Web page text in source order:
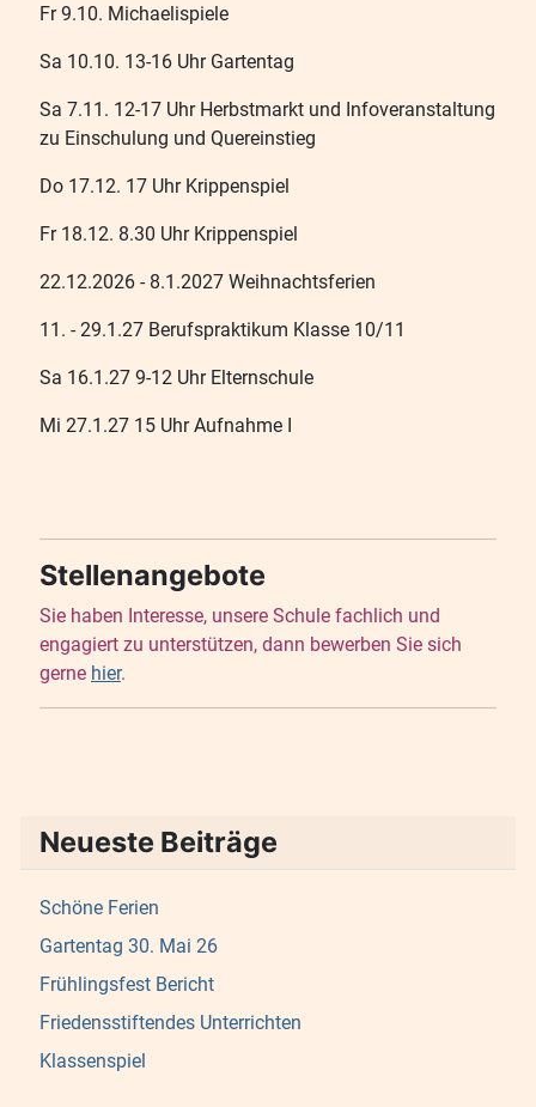
Fr 9.10. Michaelispiele
Sa 10.10. 13-16 Uhr Gartentag
Sa 7.11. 12-17 Uhr Herbstmarkt und Infoveranstaltung
zu Einschulung und Quereinstieg
Do 17.12. 17 Uhr Krippenspiel
Fr 18.12. 8.30 Uhr Krippenspiel
22.12.2026 - 8.1.2027 Weihnachtsferien
11. - 29.1.27 Berufspraktikum Klasse 10/11
Sa 16.1.27 9-12 Uhr Elternschule
Mi 27.1.27 15 Uhr Aufnahme I
Stellenangebote
Sie haben Interesse, unsere Schule fachlich und
engagiert zu unterstützen, dann bewerben Sie sich
gerne hier.
Neueste Beiträge
Schöne Ferien
Gartentag 30. Mai 26
Frühlingsfest Bericht
Friedensstiftendes Unterrichten
Klassenspiel